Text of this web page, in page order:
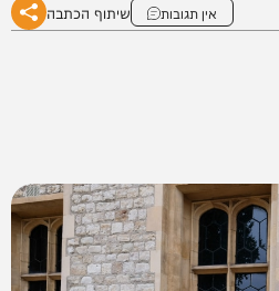
אין תגובות שיתוף הכתבה